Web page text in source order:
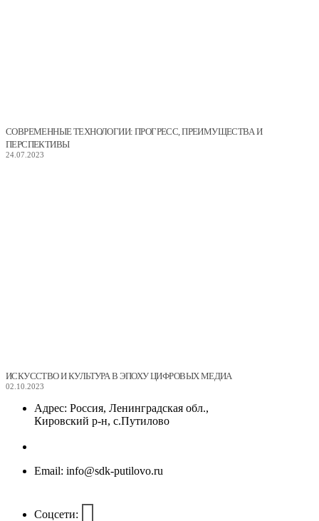
СОВРЕМЕННЫЕ ТЕХНОЛОГИИ: ПРОГРЕСС, ПРЕИМУЩЕСТВА И
ПЕРСПЕКТИВЫ
24.07.2023
ИСКУССТВО И КУЛЬТУРА В ЭПОХУ ЦИФРОВЫХ МЕДИА
02.10.2023
Адрес: Россия, Ленинградская обл.,
Кировский р-н, с.Путилово
Email: info@sdk-putilovo.ru
Соцсети: